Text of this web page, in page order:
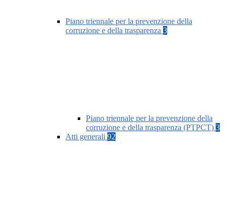
Piano triennale per la prevenzione della
corruzione e della trasparenza 3
Piano triennale per la prevenzione della
corruzione e della trasparenza (PTPCT) 3
Atti generali 92